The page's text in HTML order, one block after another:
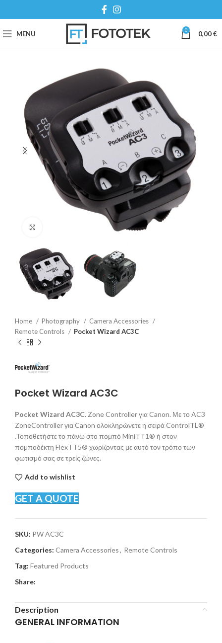
MENU 0 0,00€
Home Photography
Camera Accessories
Remote Controls
Pocket Wizard AC3C
Pocket Wizard AC3C
Pocket Wizard AC3C. Zone Controller για Canon. Με το AC3
ZoneController για Canon ολοκληρώνετε η σειρά ControlTL®
.Τοποθετήστε το πάνω στο πομπό MiniTT1® ή στον
πομποδέκτη FlexTT5® χωρίζοντας με αυτό τον τρόπο των
φωτισμό σας σε τρείς ζώνες.
Add to wishlist
GET A QUOTE
SKU: PW AC3C
Categories: Camera Accessories, Remote Controls
Tag: Featured Products
Share:
Description
GENERAL INFORMATION